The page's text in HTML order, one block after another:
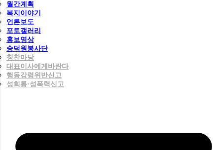
월간계획
복지이야기
언론보도
포토갤러리
홍보영상
숭덕원봉사단
칭찬마당
대표이사에게바란다
행동강령위반신고
성희롱·성폭력신고